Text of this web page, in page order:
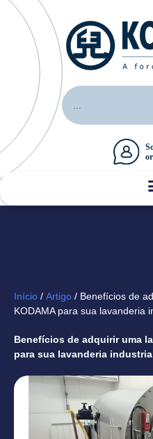
Início / Artigo / Benefícios de
KODAMA para sua lavanderia
Benefícios de adquirir uma
para sua lavanderia